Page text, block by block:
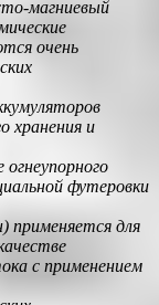
магниевый
очень
хранения и
футеровки
применяется для
с применением